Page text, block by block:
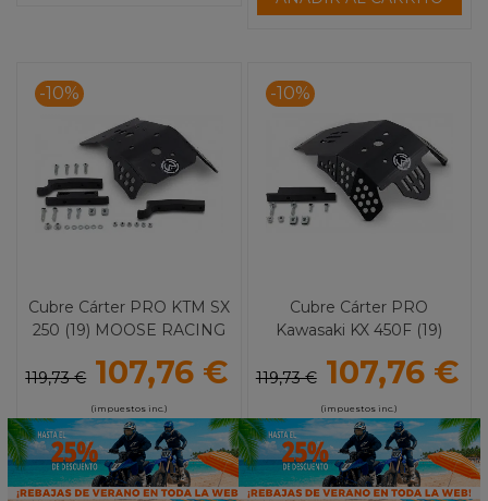
-10%
Cubre Cárter PRO KTM SX
250 (19) MOOSE RACING
119,73 € 107,76 €
(impuestos inc.)
-10%
Cubre Cárter PRO
Kawasaki KX 450F (19)
119,73 € 107,76 €
(impuestos inc.)